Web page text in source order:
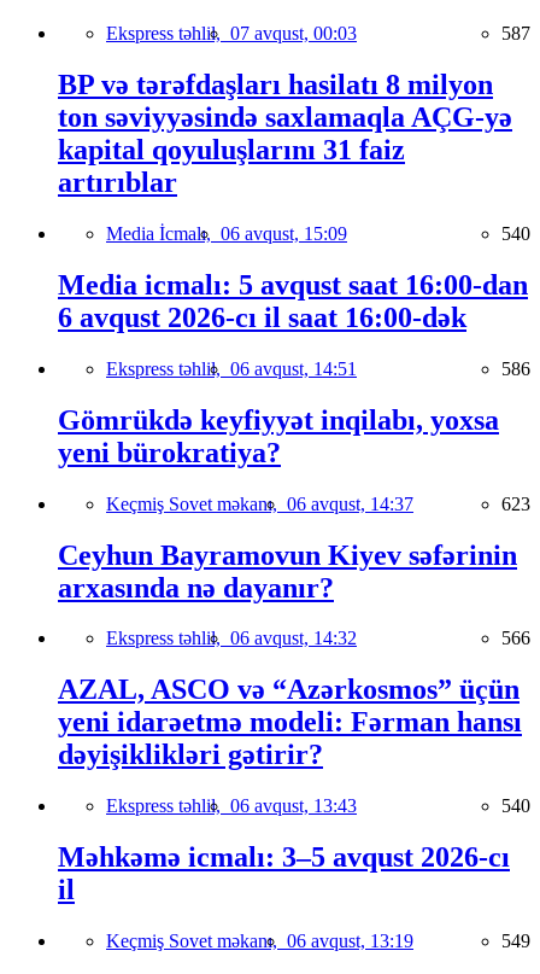
Ekspress təhlil, 07 avqust, 00:03 587
BP və tərəfdaşları hasilatı 8 milyon
ton səviyyəsində saxlamaqla AÇG-yə
kapital qoyuluşlarını 31 faiz
artırıblar
Media İcmalı, 06 avqust, 15:09 540
Media icmalı: 5 avqust saat 16:00-dan
6 avqust 2026-cı il saat 16:00-dək
Ekspress təhlil, 06 avqust, 14:51 586
Gömrükdə keyfiyyət inqilabı, yoxsa
yeni bürokratiya?
Keçmiş Sovet məkanı, 06 avqust, 14:37 623
Ceyhun Bayramovun Kiyev səfərinin
arxasında nə dayanır?
Ekspress təhlil, 06 avqust, 14:32 566
AZAL, ASCO və “Azərkosmos” üçün
yeni idarəetmə modeli: Fərman hansı
dəyişiklikləri gətirir?
Ekspress təhlil, 06 avqust, 13:43 540
Məhkəmə icmalı: 3–5 avqust 2026-cı
il
Keçmiş Sovet məkanı, 06 avqust, 13:19 549